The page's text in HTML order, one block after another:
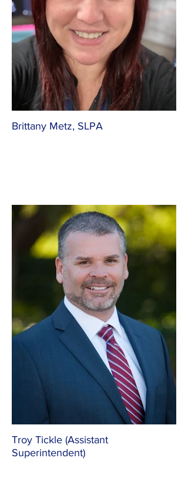
Brittany Metz, SLPA
Troy Tickle (Assistant
Superintendent)